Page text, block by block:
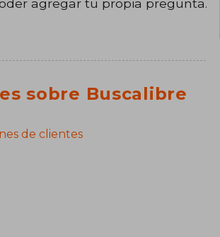
agregar tu propia pregunta.
sobre Buscalibre
de clientes